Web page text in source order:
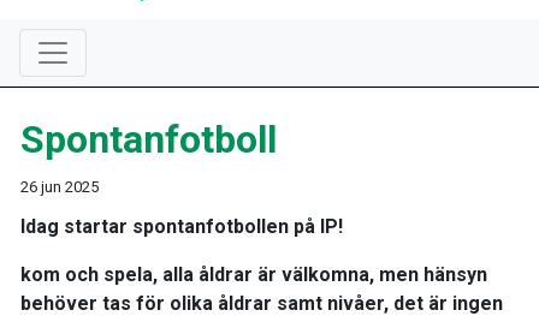
Spontanfotboll
26 jun 2025
Idag startar spontanfotbollen på IP!
kom och spela, alla åldrar är välkomna, men hänsyn
behöver tas för olika åldrar samt nivåer, det är ingen